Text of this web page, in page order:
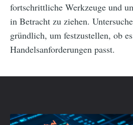
fortschrittliche Werkzeuge und
in Betracht zu ziehen.
gründlich, um festzustellen, ob
Handelsanforderungen passt.